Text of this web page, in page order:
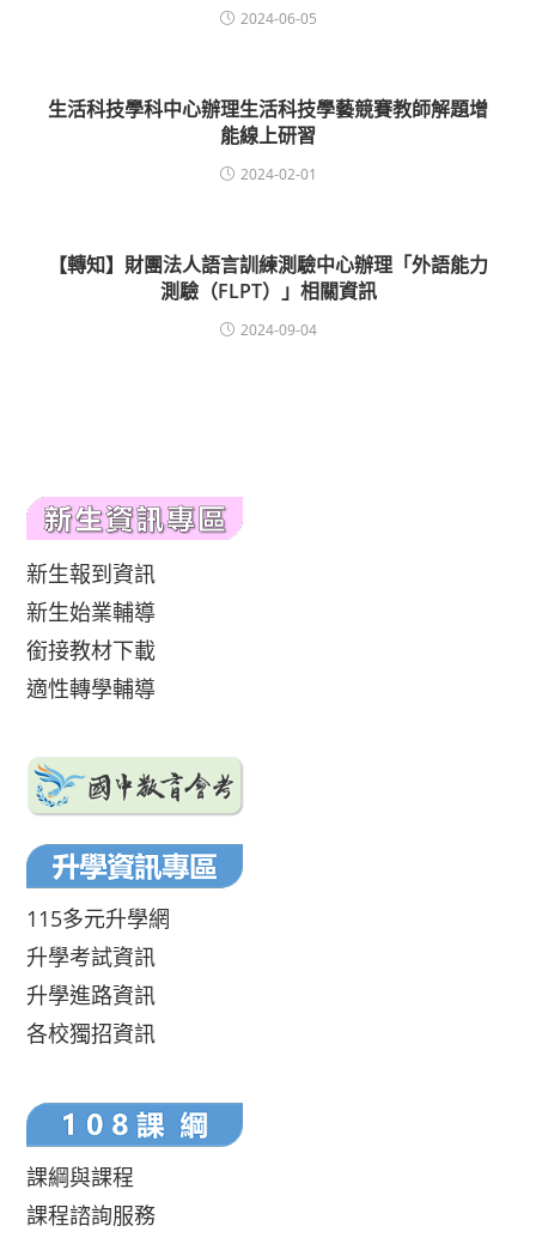
2024-06-05
生活科技學科中心辦理生活科技學藝競賽教師解題增
能線上研習
2024-02-01
【轉知】財團法人語言訓練測驗中心辦理「外語能力
測驗（FLPT）」相關資訊
2024-09-04
新生報到資訊
新生始業輔導
銜接教材下載
適性轉學輔導
115多元升學網
升學考試資訊
升學進路資訊
各校獨招資訊
課綱與課程
課程諮詢服務